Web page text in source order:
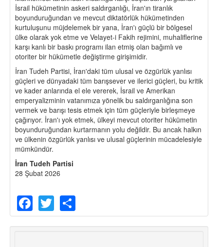
İsrail hükümetinin askeri saldırganlığı, İran'ın tiranlık
boyunduruğundan ve mevcut diktatörlük hükümetinden
kurtuluşunu müjdelemek bir yana, İran'ı güçlü bir bölgesel
ülke olarak yok etme ve Velayet-i Fakih rejimini, muhaliflerine
karşı kanlı bir baskı programı ilan etmiş olan bağımlı ve
otoriter bir hükümetle değiştirme girişimidir.
İran Tudeh Partisi, İran'daki tüm ulusal ve özgürlük yanlısı
güçleri ve dünyadaki tüm barışsever ve ilerici güçleri, bu kritik
ve kader anlarında el ele vererek, İsrail ve Amerikan
emperyalizminin vatanımıza yönelik bu saldırganlığına son
vermek ve barışı tesis etmek için tüm güçleriyle birleşmeye
çağırıyor. İran'ı yok etmek, ülkeyi mevcut otoriter hükümetin
boyunduruğundan kurtarmanın yolu değildir. Bu ancak halkın
ve ülkenin özgürlük yanlısı ve ulusal güçlerinin mücadelesiyle
mümkündür.
İran Tudeh Partisi
28 Şubat 2026
Facebook
Twitter